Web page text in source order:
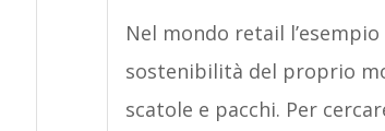
Nel mondo retail
sostenibilità del proprio
scatole e pacchi. Per